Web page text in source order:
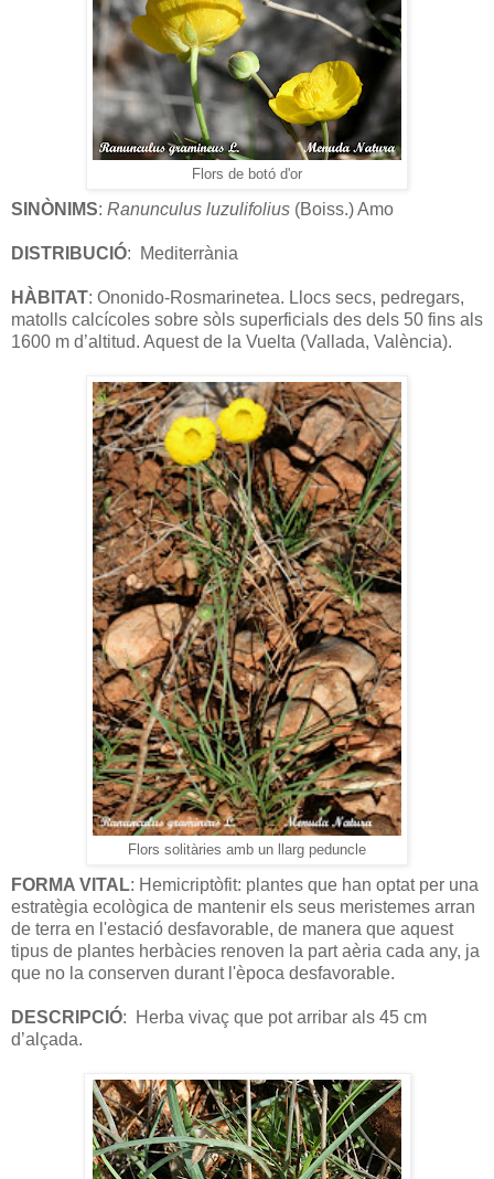
Flors de botó d'or
SINÒNIMS: Ranunculus luzulifolius (Boiss.) Amo
DISTRIBUCIÓ: Mediterrània
HÀBITAT: Ononido-Rosmarinetea. Llocs secs, pedregars,
matolls calcícoles sobre sòls superficials des dels 50 fins als
1600 m d’altitud. Aquest de la Vuelta (Vallada, València).
Flors solitàries amb un llarg peduncle
FORMA VITAL: Hemicriptòfit: plantes que han optat per una
estratègia ecològica de mantenir els seus meristemes arran
de terra en l'estació desfavorable, de manera que aquest
tipus de plantes herbàcies renoven la part aèria cada any, ja
que no la conserven durant l'època desfavorable.
DESCRIPCIÓ: Herba vivaç que pot arribar als 45 cm
d’alçada.